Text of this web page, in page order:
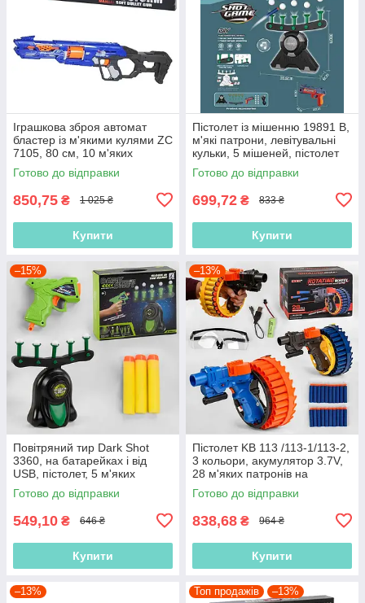
Іграшкова зброя автомат
бластер із м'якими кулями ZC
7105, 80 см, 10 м'яких
патронів, 10 патронів на
присоску
Готово до відправки
850,75 ₴ 1 025 ₴
Купити
Пістолет із мішенню 19891 В,
м'які патрони, левітувальні
кульки, 5 мішеней, пістолет
Готово до відправки
699,72 ₴ 833 ₴
Купити
–15%
Повітряний тир Dark Shot
3360, на батарейках і від
USB, пістолет, 5 м'яких
патронів, люмінесцентні
тримачі
Готово до відправки
549,10 ₴ 646 ₴
Купити
–13%
Пістолет KB 113 /113-1/113-2,
3 кольори, акумулятор 3.7V,
28 м'яких патронів на
присоску, знімний лазер,
Готово до відправки
838,68 ₴ 964 ₴
Купити
–13% Топ продажів –13%